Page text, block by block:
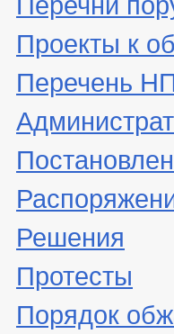
Проекты к
Перечень
Решения
Протесты
Порядок